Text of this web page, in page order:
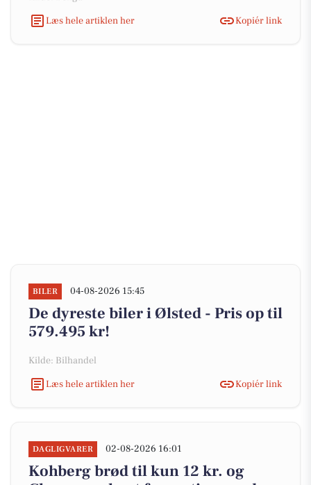
Læs hele artiklen her
Kopiér link
BILER 04-08-2026 15:45
De dyreste biler i Ølsted - Pris op til
579.495 kr!
Kilde: Bilhandel
Læs hele artiklen her
Kopiér link
DAGLIGVARER 02-08-2026 16:01
Kohberg brød til kun 12 kr. og